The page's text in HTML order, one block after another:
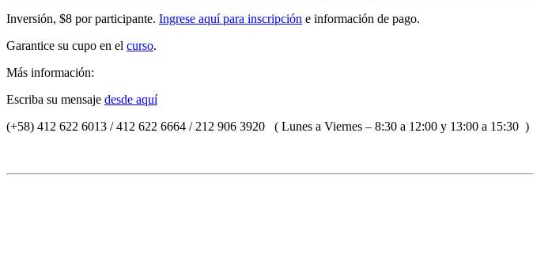
Inversión, $8 por participante. Ingrese aquí para inscripción e información de pago.
Garantice su cupo en el curso.
Más información:
Escriba su mensaje desde aquí
(+58) 412 622 6013 / 412 622 6664 / 212 906 3920 ( Lunes a Viernes – 8:30 a 12:00 y 13:00 a 15:30 )